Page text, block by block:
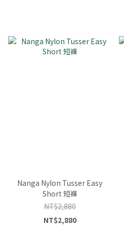
Nanga Nylon Tusser Easy
Short 短褲
NT$2,880
NT$2,880